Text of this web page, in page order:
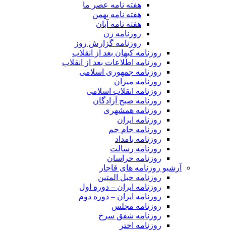
هفته نامه عصر ما
هفته نامه بهمن
هفته نامه آبان
روزنامه زن
روزنامه گزارش روز
روزنامه کیهان بعد از انقلاب
روزنامه اطلاعات بعد از انقلاب
روزنامه جمهوری اسلامی
روزنامه میزان
روزنامه انقلاب اسلامی
روزنامه صبح آزادگان
روزنامه همشهری
روزنامه ایران
روزنامه جام جم
روزنامه بامداد
روزنامه رسالت
روزنامه خراسان
آرشیو روزنامه های قاجار
روزنامه حبل المتین
روزنامه ایران – دوره اول
روزنامه ایران – دوره دوم
روزنامه مجلس
روزنامه شفق سرخ
روزنامه اختر